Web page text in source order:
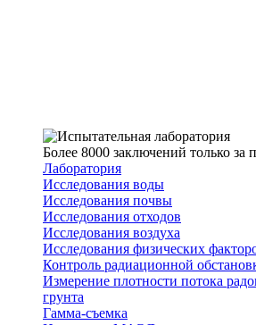
Более 8000 заключений только за
Лаборатория
Исследования воды
Исследования почвы
Исследования отходов
Исследования воздуха
Исследования физических
Контроль радиационной
Измерение плотности потока
грунта
Гамма-съемка